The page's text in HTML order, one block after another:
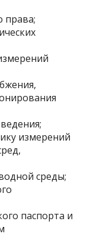
права;
измерений
среды;
паспорта и